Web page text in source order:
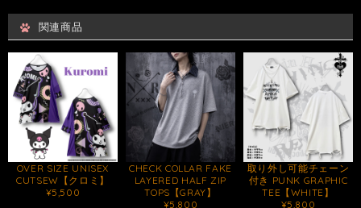
関連商品
OVER SIZE UNISEX
CUTSEW【クロミ】
¥5,500
CHECK COLLAR FAKE
LAYERED HALF ZIP
TOPS【GRAY】
¥5,800
取り外し可能チェーン
付き PUNK GRAPHIC
TEE【WHITE】
¥5,800